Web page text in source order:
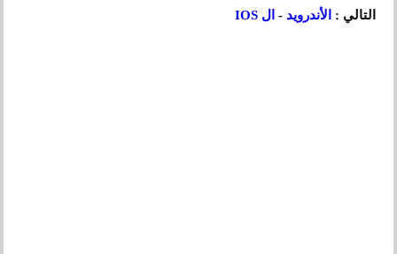
التالي : الأندرويد - ال IOS